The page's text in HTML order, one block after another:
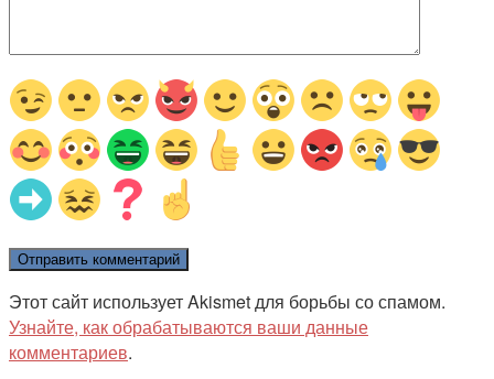
Этот сайт использует Akismet для борьбы со спамом.
Узнайте, как обрабатываются ваши данные
комментариев.